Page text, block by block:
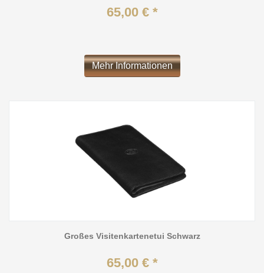
65,00 € *
Mehr Informationen
Großes Visitenkartenetui Schwarz
65,00 € *